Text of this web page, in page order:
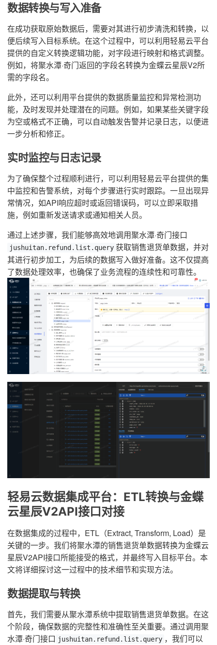
数据转换与写入准备
在成功获取原始数据后，需要对其进行初步清洗和转换，以
便后续写入目标系统。在这个过程中，可以利用轻易云平台
提供的自定义转换逻辑功能，对字段进行映射和格式调整。
例如，将聚水潭·奇门返回的字段名转换为金蝶云星辰V2所
需的字段名。
此外，还可以利用平台提供的数据质量监控和异常检测功
能，及时发现并处理潜在的问题。例如，如果某些关键字段
为空或格式不正确，可以自动触发告警并记录日志，以便进
一步分析和修正。
实时监控与日志记录
为了确保整个过程顺利进行，可以利用轻易云平台提供的集
中监控和告警系统，对每个步骤进行实时跟踪。一旦出现异
常情况，如API响应超时或返回错误码，可以立即采取措
施，例如重新发送请求或通知相关人员。
通过上述步骤，我们能够高效地调用聚水潭·奇门接口
jushuitan.refund.list.query 获取销售退货单数据，并对
其进行初步加工，为后续的数据写入做好准备。这不仅提高
了数据处理效率，也确保了业务流程的连续性和可靠性。
轻易云数据集成平台：ETL转换与金蝶
云星辰V2API接口对接
在数据集成的过程中，ETL（Extract, Transform, Load）是
关键的一步。我们将聚水潭的销售退货单数据转换为金蝶云
星辰V2API接口所能接受的格式，并最终写入目标平台。本
文将详细探讨这一过程中的技术细节和实现方法。
数据提取与转换
首先，我们需要从聚水潭系统中提取销售退货单数据。在这
个阶段，确保数据的完整性和准确性至关重要。通过调用聚
水潭·奇门接口 jushuitan.refund.list.query ，我们可以